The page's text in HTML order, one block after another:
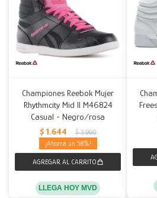
Championes Reebok Mujer
Rhythmcity Mid II M46824
Casual - Negro/rosa
$ 1.644 $ 3.990
58
LLEGA HOY MVD